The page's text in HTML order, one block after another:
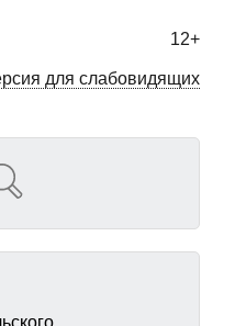
12+
для слабовидящих